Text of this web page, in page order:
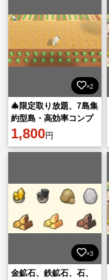
×2
🎄限定取り放題、7島集
約型島・高効率コンプ
リートする！
1,800円
×3
金鉱石、鉄鉱石、石、